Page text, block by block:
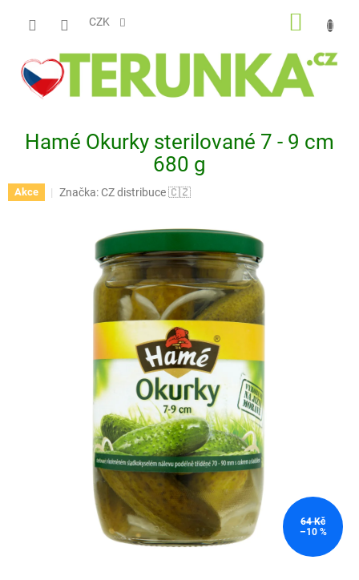
CZK
Hamé Okurky sterilované 7 - 9 cm
680 g
Akce Značka:CZ distribuce 🇨🇿
64 Kč
–10 %